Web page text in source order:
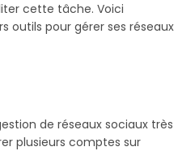
cette tâche. Voici
outils pour gérer ses réseaux
de réseaux sociaux très
plusieurs comptes sur